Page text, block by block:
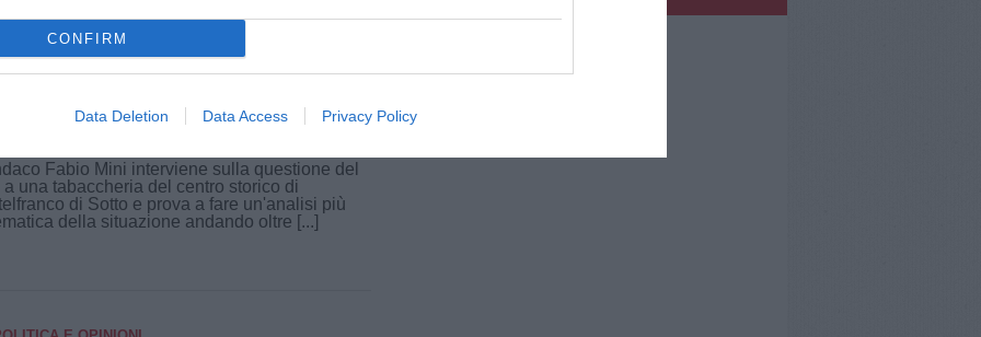
CONFIRM
Data Deletion Data Access Privacy Policy
POLITICA E OPINIONI
Mini: "Inaccettabile. I reati
Fabio Mini interviene sulla questione del
a una tabaccheria del centro storico di
di Sotto e prova a fare un'analisi più
della situazione andando oltre [...]